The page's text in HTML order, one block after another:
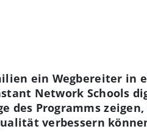
ein Wegbereiter in
Network Schools
des Programms
verbessern